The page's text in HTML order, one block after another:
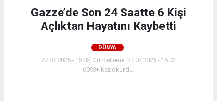
Gazze’de Son 24 Saatte 6 Kişi
Açlıktan Hayatını Kaybetti
DÜNYA
27.07.2025 - 16:02, Güncelleme: 27.07.2025 - 16:02
6093+ kez okundu.